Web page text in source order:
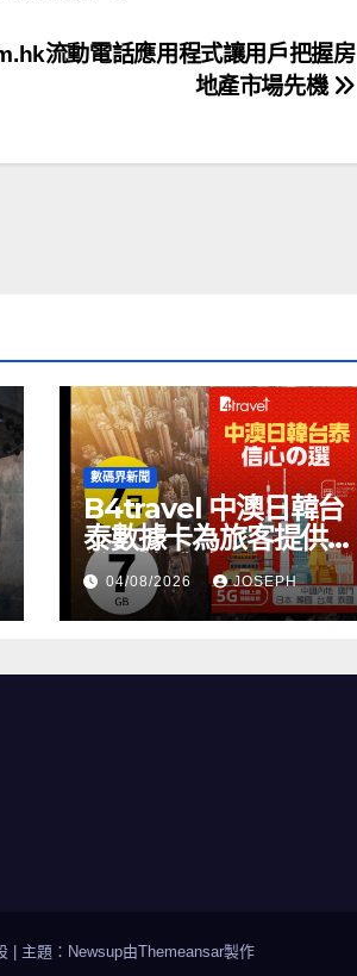
流動電話應用程式讓用戶把握房
地產市場先機
數碼界新聞
B4travel 中澳日韓台
泰數據卡為旅客提供無
縫網絡體驗
04/08/2026 JOSEPH
主題：Newsup由Themeansar製作